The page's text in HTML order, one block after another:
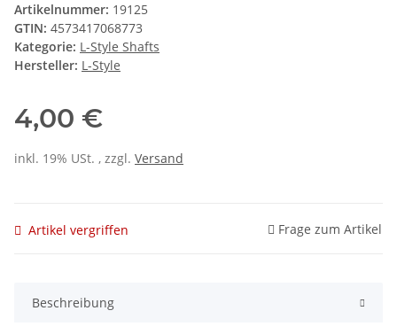
Artikelnummer: 19125
GTIN: 4573417068773
Kategorie: L-Style Shafts
Hersteller: L-Style
4,00 €
inkl. 19% USt. , zzgl. Versand
Artikel vergriffen Frage zum Artikel
Beschreibung